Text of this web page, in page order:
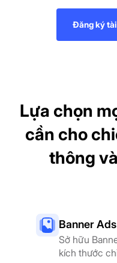
Đăng ký
Lựa chọn
cần cho
thông
Banner Ads
Sở hữu
kích thước